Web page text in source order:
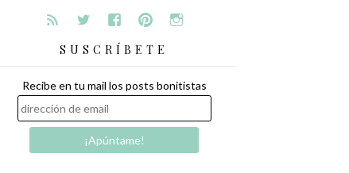
SUSCRÍBETE
Recibe en tu mail los posts bonitistas